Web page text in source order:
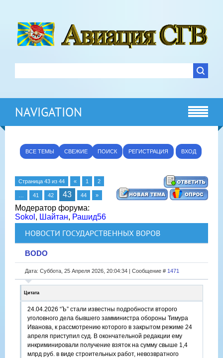
NAVIGATION
ВСЕ ТЕМЫ СВЕЖИЕ ПОИСК РЕГИСТРАЦИЯ ВХОД
Страница 43 из 44 « 1 2
41 42 43 44 »
Модератор форума:
Sokol , Шайтан, Рашид56
НОВОСТИ ГОСУДАРСТВЕННЫХ ВОРОВ
BODO
Дата: Суббота, 25 Апреля 2026, 20:04:34 | Сообщение # 1471
Цитата
24.04.2026 “Ъ” стали известны подробности второго
уголовного дела бывшего замминистра обороны Тимура
Иванова, к рассмотрению которого в закрытом режиме 24
апреля приступил суд. В окончательной редакции ему
инкриминировали получение взяток на сумму свыше 1,4
млрд руб. в виде строительных работ, невозвратного